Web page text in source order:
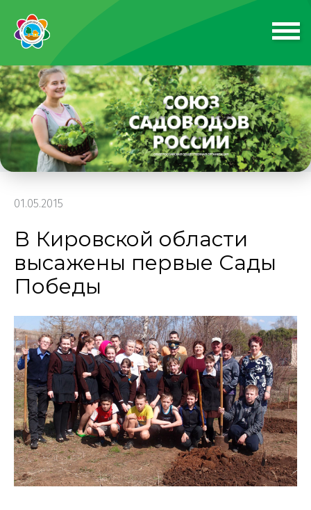
01.05.2015
В Кировской области
высажены первые Сады
Победы